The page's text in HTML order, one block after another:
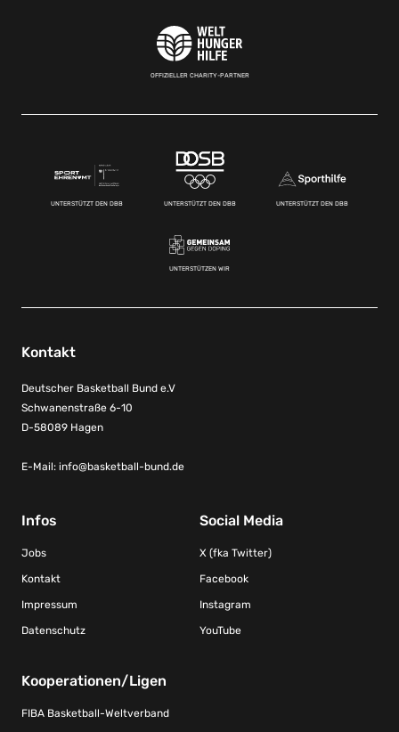
OFFIZIELLER CHARITY-PARTNER
UNTERSTÜTZT DEN DBB UNTERSTÜTZT DEN DBB UNTERSTÜTZT DEN DBB
UNTERSTÜTZEN WIR
Kontakt
Deutscher Basketball Bund e.V
Schwanenstraße 6-10
D-58089 Hagen
E-Mail: info@basketball-bund.de
Infos
Jobs
Kontakt
Impressum
Datenschutz
Social Media
X (fka Twitter)
Facebook
Instagram
YouTube
Kooperationen/Ligen
FIBA Basketball-Weltverband